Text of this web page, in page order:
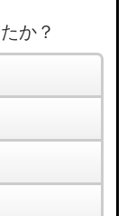
か？